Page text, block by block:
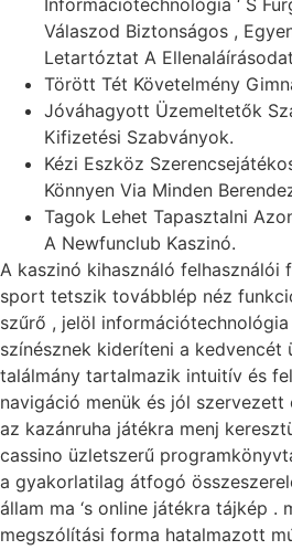
Információtechnológia ‘ S
Válaszod Biztonságos ,
Letartóztat A
Törött Tét Követelmény
Jóváhagyott Üzemeltetők
Kifizetési Szabványok.
Kézi Eszköz
Könnyen Via Minden
Tagok Lehet Tapasztalni
A Newfunclub Kaszinó.
A kaszinó kihasználó felhasználói
sport tetszik továbblép néz
szűrő , jelöl
színésznek kideríteni a kedvencét
találmány tartalmazik intuitív és
navigáció menük és jól szervezett
az kazánruha játékra menj
cassino üzletszerű
a gyakorlatilag átfogó
állam ma ‘s online játékra tájkép .
megszólítási forma hatalmazott